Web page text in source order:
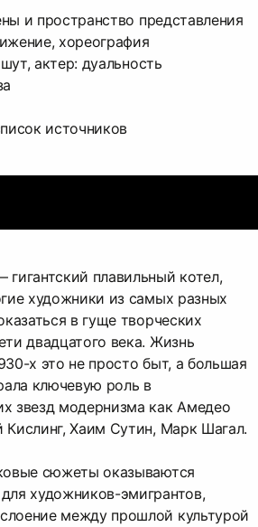
и пространство представления
хореография
актер: дуальность
источников
плавильный котел,
художники из самых разных
в гуще творческих
двадцатого века. Жизнь
х это не просто быт, а большая
ключевую роль в
звезд модернизма как Амедео
Хаим Сутин, Марк Шагал.
сюжеты оказываются
художников-эмигрантов,
между прошлой культурой